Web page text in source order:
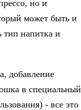
но и
может быть и
тип напитка и
добавление
в специальный
- все это